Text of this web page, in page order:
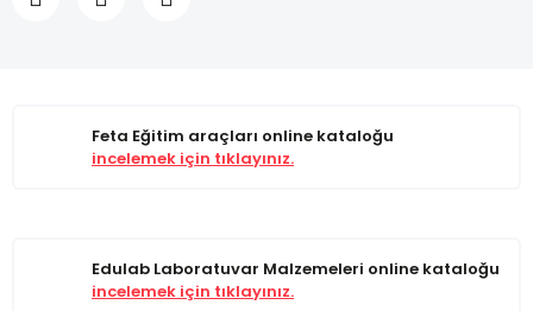
Feta Eğitim araçları online kataloğu
incelemek için tıklayınız.
Edulab Laboratuvar Malzemeleri online kataloğu
incelemek için tıklayınız.